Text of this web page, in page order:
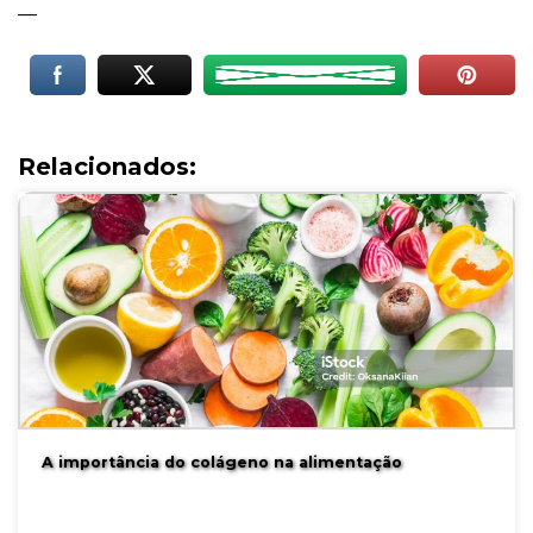
—
Relacionados:
A importância do colágeno na alimentação